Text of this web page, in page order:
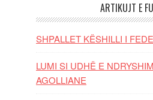
ARTIKUJT E
SHPALLET KËSHILLI I
LUMI SI UDHË E
AGOLLIANE